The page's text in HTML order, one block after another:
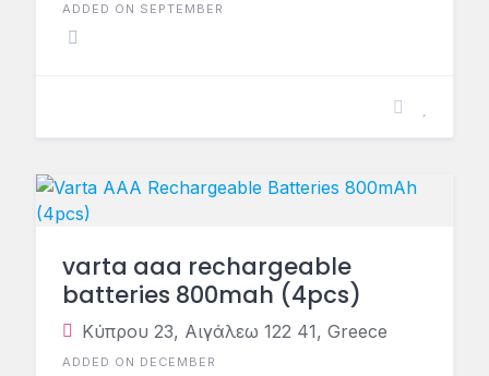
ADDED ON SEPTEMBER
varta aaa rechargeable
batteries 800mah (4pcs)
Κύπρου 23, Αιγάλεω 122 41, Greece
ADDED ON DECEMBER